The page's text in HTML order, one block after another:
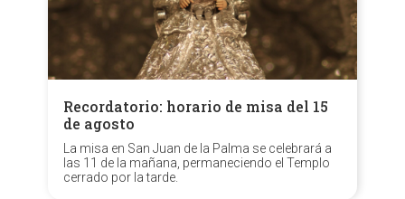
Recordatorio: horario de misa del 15
de agosto
La misa en San Juan de la Palma se celebrará a
las 11 de la mañana, permaneciendo el Templo
cerrado por la tarde.